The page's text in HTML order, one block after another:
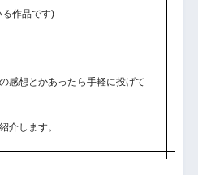
作品です)
感想とかあったら手軽に投げて
介します。